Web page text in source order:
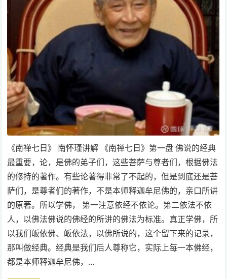
《南禅七日》 南怀瑾讲解 《南禅七日》第一盘 佛说的经典
最重要，论，是佛的弟子们，这些菩萨与尊者们，根据佛法
的修持的著作。有些论著得非常了不起的，但是到底还是菩
萨们，是尊者们的著作，不是本师释迦牟尼佛的，亲口所讲
的原著。所以学佛， 第一注意依经不依论。第二依法不依
人，以佛法佛说的佛经的所讲的佛法为标准。真正学佛，所
以我们皈依佛、皈依法，以佛所说的，这个留下来的记录，
那叫做经典。经典是我们后人尊称它，实际上每一本佛经，
都是本师释迦牟尼佛，…